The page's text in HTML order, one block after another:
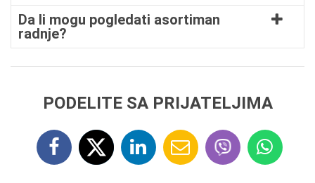
Da li mogu pogledati asortiman
radnje?
PODELITE SA PRIJATELJIMA